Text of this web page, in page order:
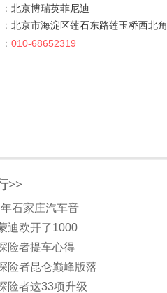
北京博瑞英菲尼迪
北京市海淀区莲石东路莲玉桥西北角
010-68652319
>>
石家庄汽车音
迪欧开了1000
险者提车心得
险者昆仑巅峰版落
险者这33项升级